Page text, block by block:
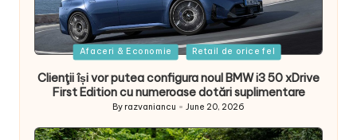
Posted
Afaceri & Economie Retail de orice fel
Clienţii își vor putea configura noul BMW i3 50 xDrive
First Edition cu numeroase dotări suplimentare
Posted
By razvaniancu June 20, 2026